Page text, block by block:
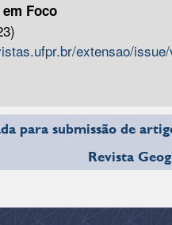
Foco
extensao/
para submissão de
Revista